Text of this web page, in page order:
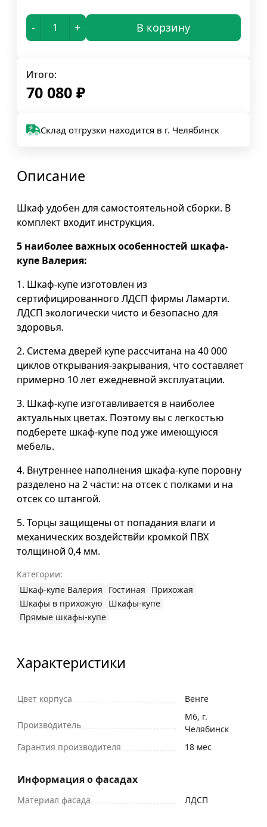
- + В корзину
Итого:
70 080 ₽
Склад отгрузки находится в г. Челябинск
Описание
Шкаф удобен для самостоятельной сборки. В
комплект входит инструкция.
5 наиболее важных особенностей шкафа-
купе Валерия:
1. Шкаф-купе изготовлен из
сертифицированного ЛДСП фирмы Ламарти.
ЛДСП экологически чисто и безопасно для
здоровья.
2. Система дверей купе рассчитана на 40 000
циклов открывания-закрывания, что составляет
примерно 10 лет ежедневной эксплуатации.
3. Шкаф-купе изготавливается в наиболее
актуальных цветах. Поэтому вы с легкостью
подберете шкаф-купе под уже имеющуюся
мебель.
4. Внутреннее наполнения шкафа-купе поровну
разделено на 2 части: на отсек с полками и на
отсек со штангой.
5. Торцы защищены от попадания влаги и
механических воздействйи кромкой ПВХ
толщиной 0,4 мм.
Категории:
Шкаф-купе Валерия
Гостиная
Прихожая
Шкафы в прихожую
Шкафы-купе
Прямые шкафы-купе
Характеристики
Цвет корпуса Венге
Производитель
М6, г.
Челябинск
Гарантия производителя
18 мес
Информация о фасадах
Материал фасада ЛДСП